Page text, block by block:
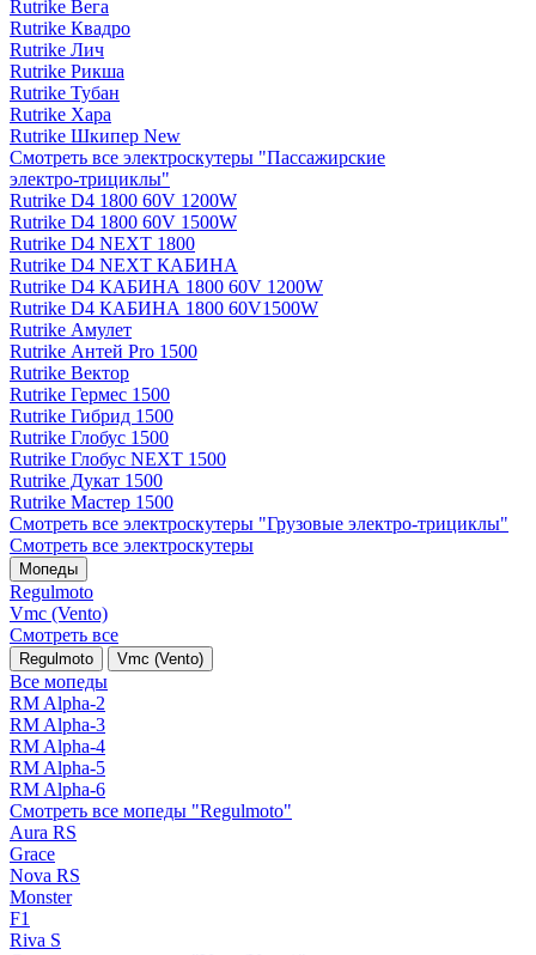
Rutrike Вега
Rutrike Квадро
Rutrike Лич
Rutrike Рикша
Rutrike Тубан
Rutrike Хара
Rutrike Шкипер New
Смотреть все электро­скутеры "Пассажирские
электро‑трициклы"
Rutrike D4 1800 60V 1200W
Rutrike D4 1800 60V 1500W
Rutrike D4 NEXT 1800
Rutrike D4 NEXT КАБИНА
Rutrike D4 КАБИНА 1800 60V 1200W
Rutrike D4 КАБИНА 1800 60V1500W
Rutrike Амулет
Rutrike Антей Pro 1500
Rutrike Вектор
Rutrike Гермес 1500
Rutrike Гибрид 1500
Rutrike Глобус 1500
Rutrike Глобус NEXT 1500
Rutrike Дукат 1500
Rutrike Мастер 1500
Смотреть все электро­скутеры "Грузовые электро‑трициклы"
Смотреть все электро­скутеры
Мопеды
Regulmoto
Vmc (Vento)
Смотреть все
Regulmoto Vmc (Vento)
Все мопеды
RM Alpha-2
RM Alpha-3
RM Alpha-4
RM Alpha-5
RM Alpha-6
Смотреть все мопеды "Regulmoto"
Aura RS
Grace
Nova RS
Monster
F1
Riva S